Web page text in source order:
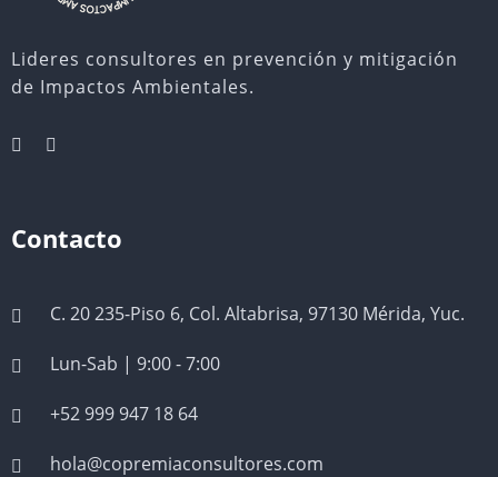
Lideres consultores en prevención y mitigación
de Impactos Ambientales.
Contacto
C. 20 235-Piso 6, Col. Altabrisa, 97130 Mérida, Yuc.
Lun-Sab | 9:00 - 7:00
+52 999 947 18 64
hola@copremiaconsultores.com